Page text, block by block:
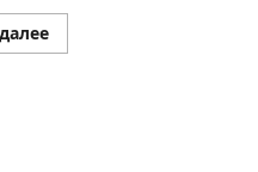
Прочитать
больше